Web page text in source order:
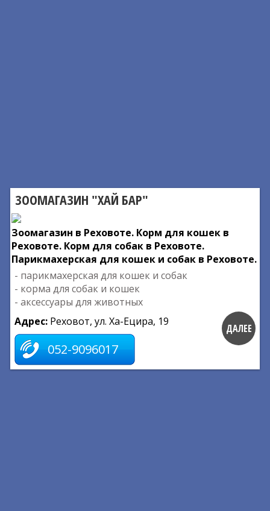
ЗООМАГАЗИН "ХАЙ БАР"
Зоомагазин в Реховоте. Корм для кошек в
Реховоте. Корм для собак в Реховоте.
Парикмахерская для кошек и собак в Реховоте.
- парикмахерская для кошек и собак
- корма для собак и кошек
- аксессуары для животных
Адрес: Реховот, ул. Ха-Ецира, 19
052-9096017
ДАЛЕЕ